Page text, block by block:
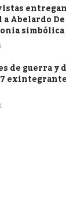
Abelardo De
simbólica
de guerra y